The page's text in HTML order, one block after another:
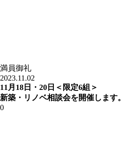
満員御礼
2023.11.02
11月18日・20日＜限定6組＞
新築・リノベ相談会を開催します。
0